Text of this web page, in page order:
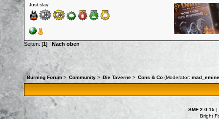
Just slay
Seiten: [1]Nach oben
Burning Forum > Community> Die Taverne> Cons & Co(Moderator:
SMF 2.0.15 |
Bright